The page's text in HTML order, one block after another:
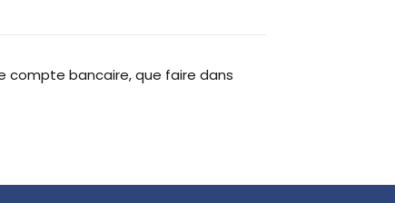
compte bancaire, que faire dans